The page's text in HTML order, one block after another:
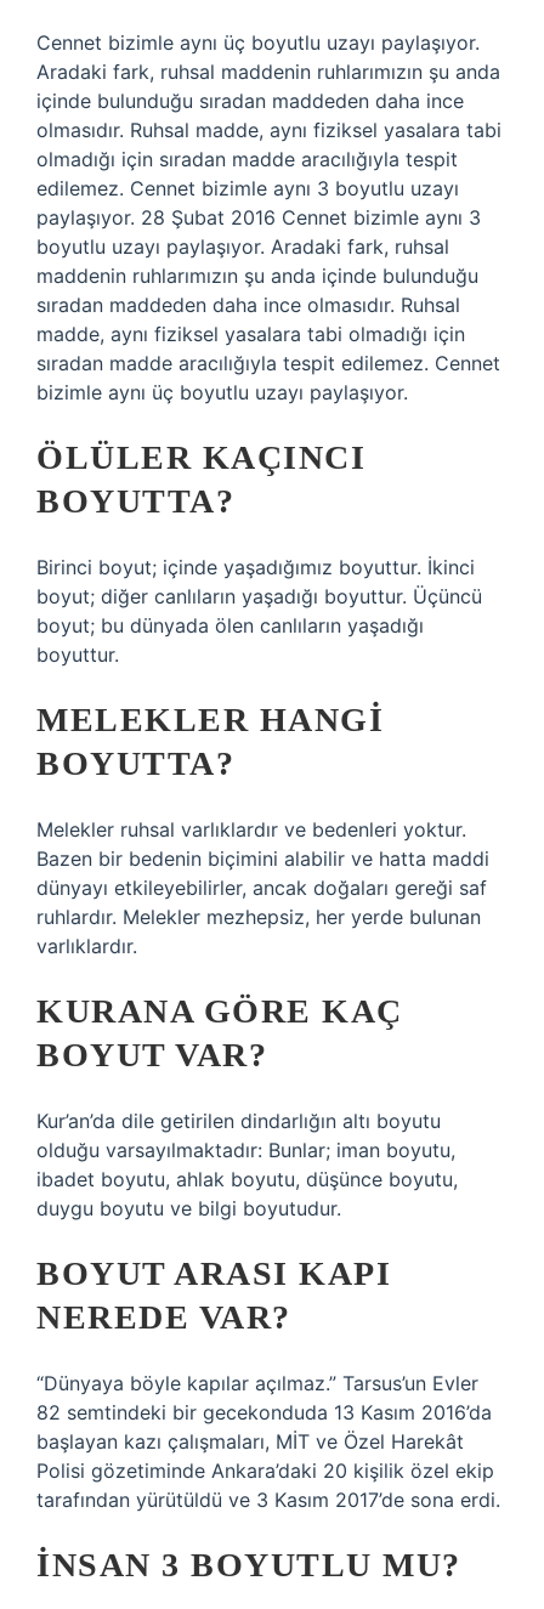
Cennet bizimle aynı üç boyutlu uzayı paylaşıyor.
Aradaki fark, ruhsal maddenin ruhlarımızın şu anda
içinde bulunduğu sıradan maddeden daha ince
olmasıdır. Ruhsal madde, aynı fiziksel yasalara tabi
olmadığı için sıradan madde aracılığıyla tespit
edilemez. Cennet bizimle aynı 3 boyutlu uzayı
paylaşıyor. 28 Şubat 2016 Cennet bizimle aynı 3
boyutlu uzayı paylaşıyor. Aradaki fark, ruhsal
maddenin ruhlarımızın şu anda içinde bulunduğu
sıradan maddeden daha ince olmasıdır. Ruhsal
madde, aynı fiziksel yasalara tabi olmadığı için
sıradan madde aracılığıyla tespit edilemez. Cennet
bizimle aynı üç boyutlu uzayı paylaşıyor.
ÖLÜLER KAÇINCI
BOYUTTA?
Birinci boyut; içinde yaşadığımız boyuttur. İkinci
boyut; diğer canlıların yaşadığı boyuttur. Üçüncü
boyut; bu dünyada ölen canlıların yaşadığı
boyuttur.
MELEKLER HANGI
BOYUTTA?
Melekler ruhsal varlıklardır ve bedenleri yoktur.
Bazen bir bedenin biçimini alabilir ve hatta maddi
dünyayı etkileyebilirler, ancak doğaları gereği saf
ruhlardır. Melekler mezhepsiz, her yerde bulunan
varlıklardır.
KURANA GÖRE KAÇ
BOYUT VAR?
Kur’an’da dile getirilen dindarlığın altı boyutu
olduğu varsayılmaktadır: Bunlar; iman boyutu,
ibadet boyutu, ahlak boyutu, düşünce boyutu,
duygu boyutu ve bilgi boyutudur.
BOYUT ARASI KAPI
NEREDE VAR?
“Dünyaya böyle kapılar açılmaz.” Tarsus’un Evler
82 semtindeki bir gecekonduda 13 Kasım 2016’da
başlayan kazı çalışmaları, MİT ve Özel Harekât
Polisi gözetiminde Ankara’daki 20 kişilik özel ekip
tarafından yürütüldü ve 3 Kasım 2017’de sona erdi.
İNSAN 3 BOYUTLU MU?